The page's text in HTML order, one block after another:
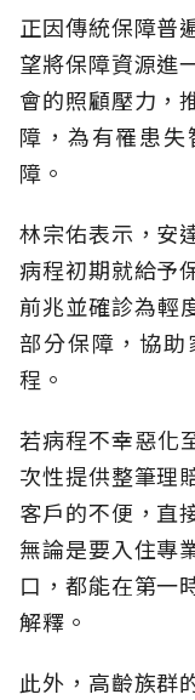
正因傳統保障普
望將保障資源進
會的照顧壓力，
障，為有罹患
障。
林宗佑表示，安
病程初期就給予
前兆並確診為輕
部分保障，協
程。
若病程不幸惡化
次性提供整筆理
客戶的不便，直
無論是要入住專
口，都能在第一
解釋。
此外，高齡族群